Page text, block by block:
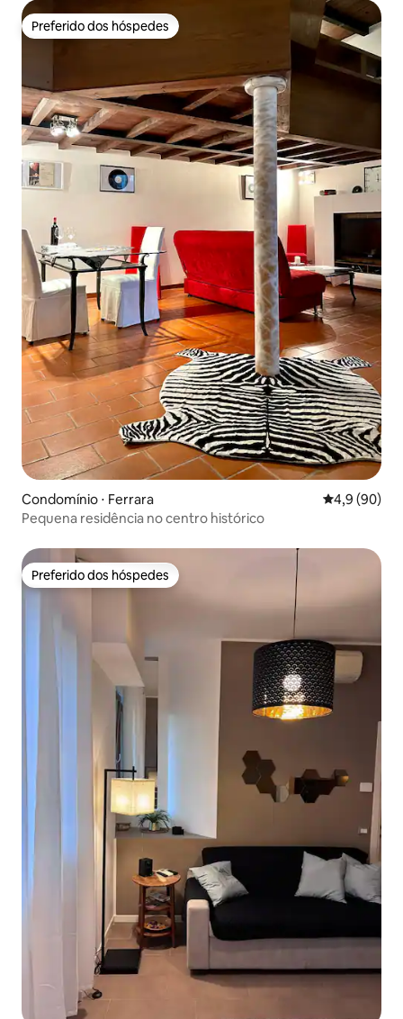
Preferido dos hóspedes
Preferido dos hóspedes
Condomínio ⋅ Ferrara 4,9 de uma
4,9 (90)
Pequena residência no centro histórico
Preferido dos hóspedes
Preferido dos hóspedes